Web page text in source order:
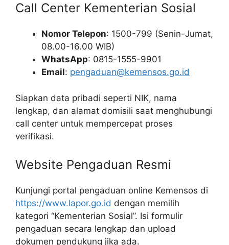
Call Center Kementerian Sosial
Nomor Telepon: 1500-799 (Senin-Jumat,
08.00-16.00 WIB)
WhatsApp: 0815-1555-9901
Email: pengaduan@kemensos.go.id
Siapkan data pribadi seperti NIK, nama
lengkap, dan alamat domisili saat menghubungi
call center untuk mempercepat proses
verifikasi.
Website Pengaduan Resmi
Kunjungi portal pengaduan online Kemensos di
https://www.lapor.go.id dengan memilih
kategori “Kementerian Sosial”. Isi formulir
pengaduan secara lengkap dan upload
dokumen pendukung jika ada.